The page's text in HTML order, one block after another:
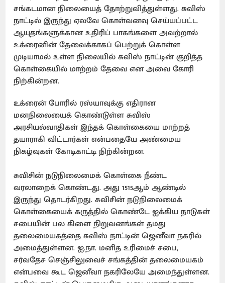
சங்கடமான நிலையைத் தோற்றுவித்துள்ளது. சுவிஸ்
நாட்டில் இருந்து ஏலவே கொள்வனவு செய்யப்பட்ட
ஆயுதங்களுக்கான உதிரிப் பாகங்களை அவற்றால்
உக்ரைனின் தேவைக்காகப் பெற்றுக் கொள்ள
முடியாமல் உள்ள நிலையில் சுவிஸ் நாட்டின் குறித்த
கொள்கையில் மாற்றம் தேவை என அவை கோரி
நிற்கின்றன.
உக்ரைன் போரில் ரஸ்யாவுக்கு எதிரான
மனநிலையைக் கொண்டுள்ள சுவிஸ்
அரசியல்வாதிகள் இந்தக் கொள்கையை மாற்றத்
தயாராகி விட்டார்கள் என்பதையே அண்மைய
நிகழ்வுகள் கோடிகாட்டி நிற்கின்றன.
சுவிசின் நடுநிலைமைக் கொள்கை நீண்ட
வரலாறைக் கொண்டது. அது 1515ஆம் ஆண்டில்
இருந்து தொடர்கிறது. சுவிசின் நடுநிலைமைக்
கொள்கையைக் கருத்தில் கொண்டே ஐக்கிய நாடுகள்
சபையின் பல கிளை நிறுவனங்கள் தமது
தலைமையகத்தை சுவிஸ் நாட்டின் ஜெனீவா நகரில்
அமைத்துள்ளன. ஐ.நா. மனித உரிமைச் சபை,
சர்வதேச செஞ்சிலுவைச் சங்கத்தின் தலைமையகம்
என்பவை கூட ஜெனீவா நகரிலேயே அமைந்துள்ளன.